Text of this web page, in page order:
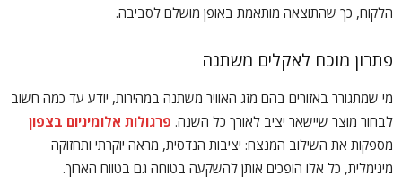
הלקוח, כך שהתוצאה מותאמת באופן מושלם לסביבה.
פתרון מוכח לאקלים משתנה
מי שמתגורר באזורים בהם מזג האוויר משתנה במהירות, יודע עד כמה חשוב
לבחור מוצר שיישאר יציב לאורך כל השנה. פרגולות אלומיניום בצפון
מספקות את השילוב המנצח: יציבות הנדסית, מראה יוקרתי ותחזוקה
מינימלית, כל אלו הופכים אותן להשקעה בטוחה גם בטווח הארוך.